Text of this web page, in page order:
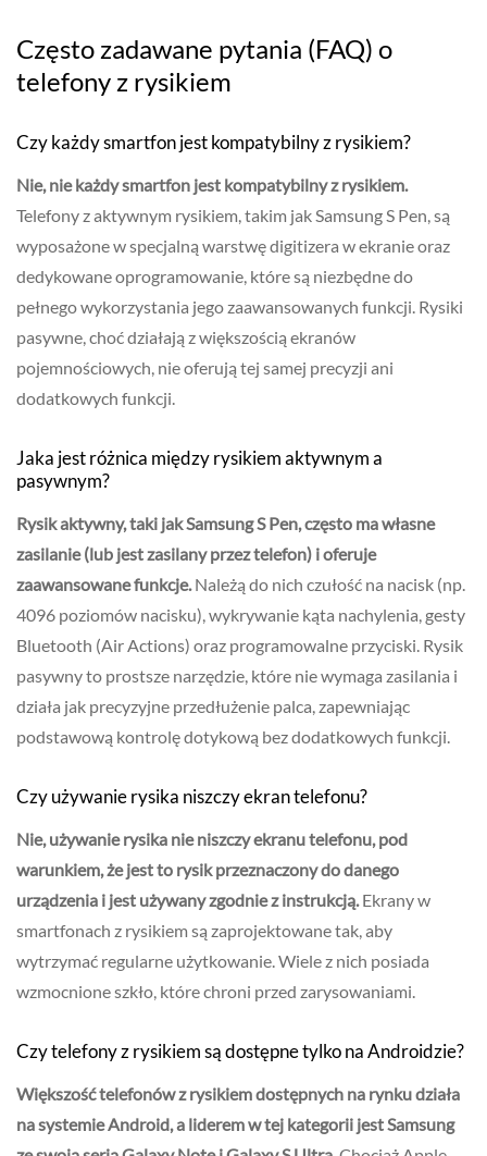
Często zadawane pytania (FAQ) o
telefony z rysikiem
Czy każdy smartfon jest kompatybilny z rysikiem?
Nie, nie każdy smartfon jest kompatybilny z rysikiem.
Telefony z aktywnym rysikiem, takim jak Samsung S Pen, są
wyposażone w specjalną warstwę digitizera w ekranie oraz
dedykowane oprogramowanie, które są niezbędne do
pełnego wykorzystania jego zaawansowanych funkcji. Rysiki
pasywne, choć działają z większością ekranów
pojemnościowych, nie oferują tej samej precyzji ani
dodatkowych funkcji.
Jaka jest różnica między rysikiem aktywnym a
pasywnym?
Rysik aktywny, taki jak Samsung S Pen, często ma własne
zasilanie (lub jest zasilany przez telefon) i oferuje
zaawansowane funkcje.Należą do nich czułość na nacisk (np.
4096 poziomów nacisku), wykrywanie kąta nachylenia, gesty
Bluetooth (Air Actions) oraz programowalne przyciski. Rysik
pasywny to prostsze narzędzie, które nie wymaga zasilania i
działa jak precyzyjne przedłużenie palca, zapewniając
podstawową kontrolę dotykową bez dodatkowych funkcji.
Czy używanie rysika niszczy ekran telefonu?
Nie, używanie rysika nie niszczy ekranu telefonu, pod
warunkiem, że jest to rysik przeznaczony do danego
urządzenia i jest używany zgodnie z instrukcją.Ekrany w
smartfonach z rysikiem są zaprojektowane tak, aby
wytrzymać regularne użytkowanie. Wiele z nich posiada
wzmocnione szkło, które chroni przed zarysowaniami.
Czy telefony z rysikiem są dostępne tylko na Androidzie?
Większość telefonów z rysikiem dostępnych na rynku działa
na systemie Android, a liderem w tej kategorii jest Samsung